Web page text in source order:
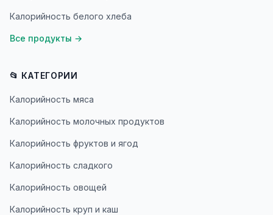
Калорийность белого хлеба
Все продукты →
📂 КАТЕГОРИИ
Калорийность мяса
Калорийность молочных продуктов
Калорийность фруктов и ягод
Калорийность сладкого
Калорийность овощей
Калорийность круп и каш